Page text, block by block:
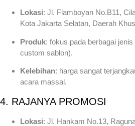
Lokasi: Jl. Flamboyan No.B11,
Kota Jakarta Selatan, Daerah
Produk: fokus pada berbagai
custom sablon).
Kelebihan: harga sangat
acara massal.
4. RAJANYA PROMOSI
Lokasi: Jl. Hankam No.13,